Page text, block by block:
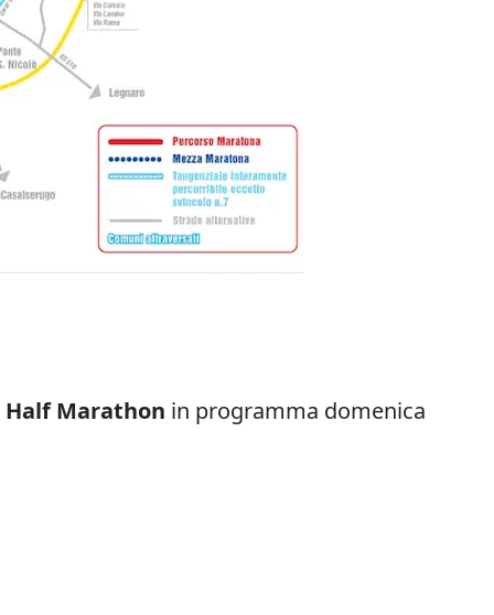
Marathon in programma domenica